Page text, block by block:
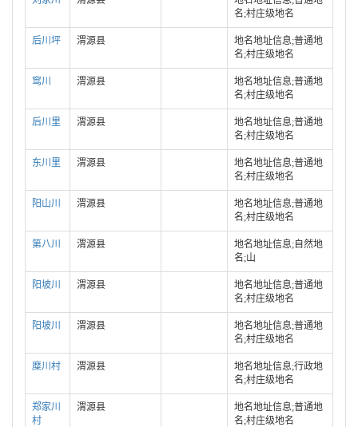
名;村庄级地名
后川坪 渭源县
地名地址信息;普通地
名;村庄级地名
窎川 渭源县
地名地址信息;普通地
名;村庄级地名
后川里 渭源县
地名地址信息;普通地
名;村庄级地名
东川里 渭源县
地名地址信息;普通地
名;村庄级地名
阳山川 渭源县
地名地址信息;普通地
名;村庄级地名
第八川 渭源县
地名地址信息;自然地
名;山
阳坡川 渭源县
地名地址信息;普通地
名;村庄级地名
阳坡川 渭源县
地名地址信息;普通地
名;村庄级地名
糜川村 渭源县
地名地址信息;行政地
名;村庄级地名
郑家川
村
渭源县
地名地址信息;普通地
名;村庄级地名